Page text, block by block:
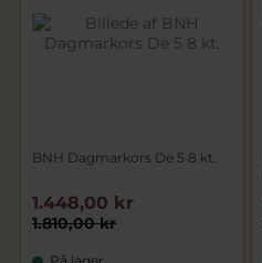
BNH Dagmarkors De 5 8 kt.
1.810,00 kr
1.448,00 kr